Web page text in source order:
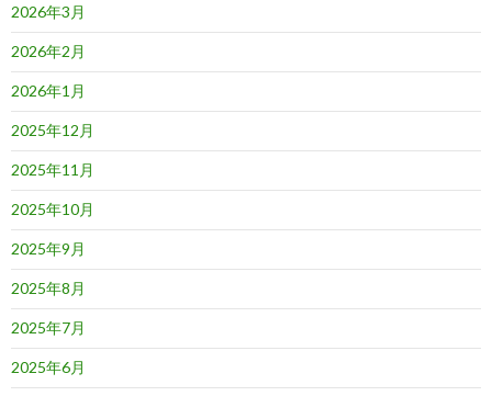
2026年3月
2026年2月
2026年1月
2025年12月
2025年11月
2025年10月
2025年9月
2025年8月
2025年7月
2025年6月